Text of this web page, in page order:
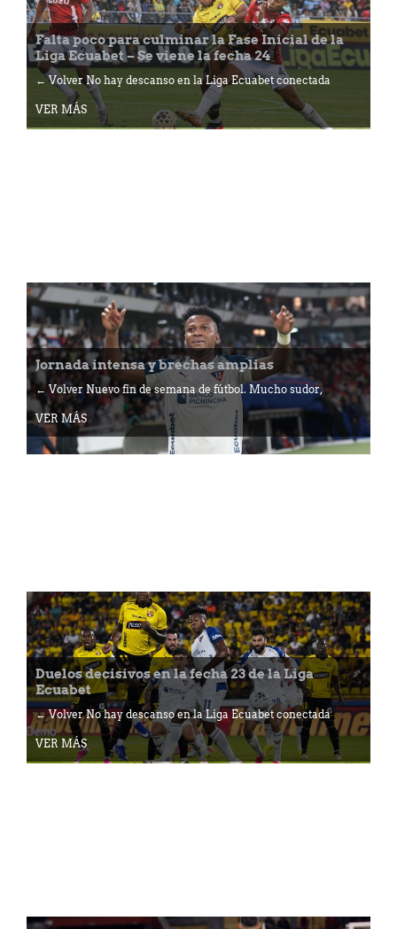
Falta poco para culminar la Fase Inicial de la
Liga Ecuabet – Se viene la fecha 24
← Volver No hay descanso en la Liga Ecuabet conectada
VER MÁS
Jornada intensa y brechas amplias
← Volver Nuevo fin de semana de fútbol. Mucho sudor,
VER MÁS
Duelos decisivos en la fecha 23 de la Liga
Ecuabet
← Volver No hay descanso en la Liga Ecuabet conectada
VER MÁS